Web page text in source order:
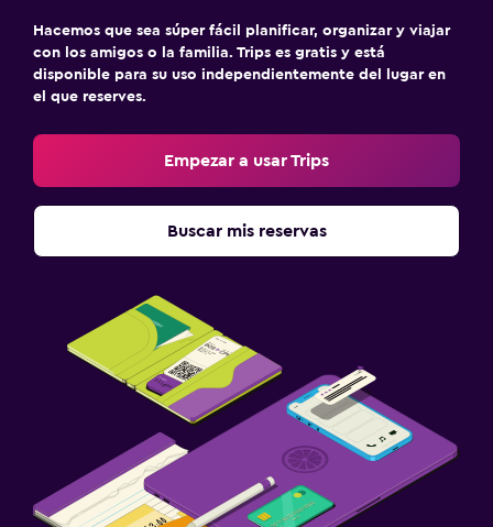
Hacemos que sea súper fácil planificar, organizar y viajar
con los amigos o la familia. Trips es gratis y está
disponible para su uso independientemente del lugar en
el que reserves.
Empezar a usar Trips
Buscar mis reservas